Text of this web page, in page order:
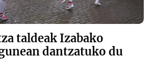
taldeak Izabako
dantzatuko du